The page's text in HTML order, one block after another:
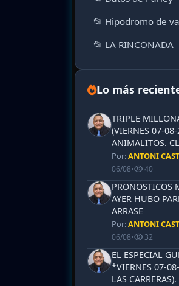
📂 Hipodromo de
📂 LA RINCONADA
Lo más
TRIPLE
(VIERNES 07-
ANIMALITOS.
Por:ANTONI
06/08• 40
PRONOSTICOS
AYER HUBO
ARRASE
Por:ANTONI
06/08• 32
EL ESPECIAL
*VIERNES 07-
LAS